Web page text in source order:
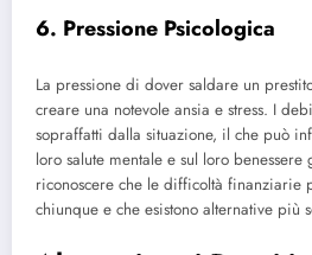
6. Pressione Psicologica
La pressione di dover saldare un
creare una notevole ansia e stress. I
sopraffatti dalla situazione, il che può
loro salute mentale e sul loro
riconoscere che le difficoltà finanziarie
chiunque e che esistono alternative più